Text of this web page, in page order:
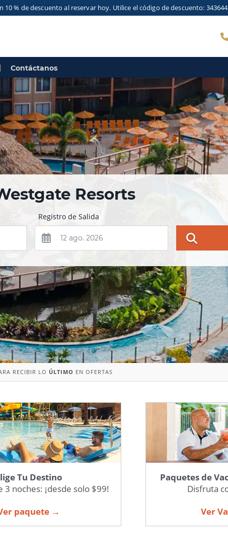
% de descuento al reservar hoy. Utilice el código de descuento:
Contáctanos
Resorts
Registro de Salida
RECIBIR LO ÚLTIMO EN OFERTAS
Tu Destino
3 noches: ¡desde solo $99!
paquete →
Paquetes de
Disfruta
Ver